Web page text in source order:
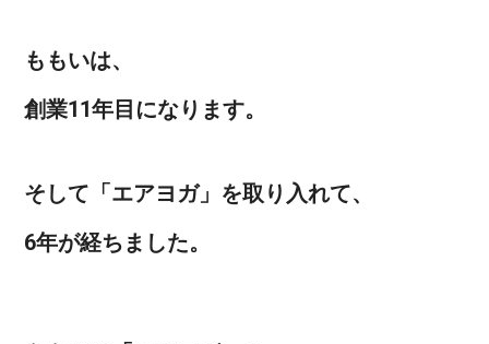
ももいは、
創業11年目になります。
そして「エアヨガ」を取り入れて、
6年が経ちました。